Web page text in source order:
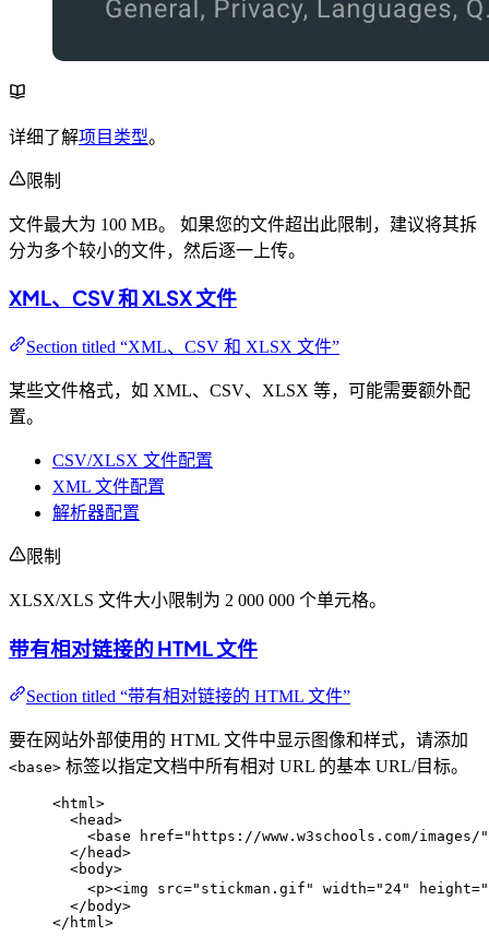
详细了解项目类型。
限制
文件最大为 100 MB。 如果您的文件超出此限制，建议将其拆
分为多个较小的文件，然后逐一上传。
XML、CSV 和 XLSX 文件
Section titled “XML、CSV 和 XLSX 文件”
某些文件格式，如 XML、CSV、XLSX 等，可能需要额外配
置。
CSV/XLSX 文件配置
XML 文件配置
解析器配置
限制
XLSX/XLS 文件大小限制为 2 000 000 个单元格。
带有相对链接的 HTML 文件
Section titled “带有相对链接的 HTML 文件”
要在网站外部使用的 HTML 文件中显示图像和样式，请添加
<base> 标签以指定文档中所有相对 URL 的基本 URL/目标。
<html>
<head>
<base href=" https://www.w3schools.com/images/ "
</ head>
<body>
<p><img src=" stickman.gif " width=" 24" height="
</ body>
</ html>